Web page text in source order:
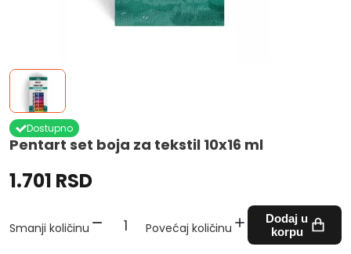
Pentart set boja za tekstil 10x16 ml
Dostupno
1.701 RSD
Smanji količinu Povećaj količinu
Dodaj u
korpu